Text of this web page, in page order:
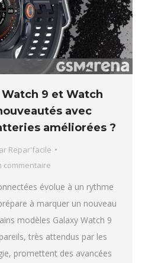
Watch 9 et Watch
avec
améliorées ?
Repar'facile
commentaire
évolue à un rythme
à marquer un nouveau
modèles Galaxy Watch 9
très attendus par les
promettent des avancées